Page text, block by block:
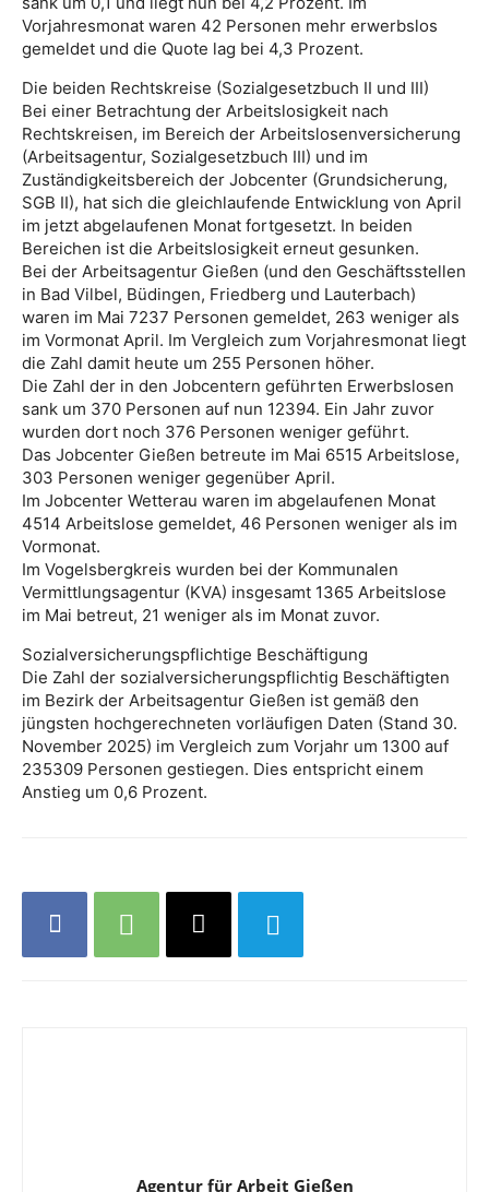
Vorjahresmonat waren 42 Personen mehr erwerbslos
gemeldet und die Quote lag bei 4,3 Prozent.
Die beiden Rechtskreise (Sozialgesetzbuch II und III)
Bei einer Betrachtung der Arbeitslosigkeit nach
Rechtskreisen, im Bereich der Arbeitslosenversicherung
(Arbeitsagentur, Sozialgesetzbuch III) und im
Zuständigkeitsbereich der Jobcenter (Grundsicherung,
SGB II), hat sich die gleichlaufende Entwicklung von April
im jetzt abgelaufenen Monat fortgesetzt. In beiden
Bereichen ist die Arbeitslosigkeit erneut gesunken.
Bei der Arbeitsagentur Gießen (und den Geschäftsstellen
in Bad Vilbel, Büdingen, Friedberg und Lauterbach)
waren im Mai 7237 Personen gemeldet, 263 weniger als
im Vormonat April. Im Vergleich zum Vorjahresmonat liegt
die Zahl damit heute um 255 Personen höher.
Die Zahl der in den Jobcentern geführten Erwerbslosen
sank um 370 Personen auf nun 12394. Ein Jahr zuvor
wurden dort noch 376 Personen weniger geführt.
Das Jobcenter Gießen betreute im Mai 6515 Arbeitslose,
303 Personen weniger gegenüber April.
Im Jobcenter Wetterau waren im abgelaufenen Monat
4514 Arbeitslose gemeldet, 46 Personen weniger als im
Vormonat.
Im Vogelsbergkreis wurden bei der Kommunalen
Vermittlungsagentur (KVA) insgesamt 1365 Arbeitslose
im Mai betreut, 21 weniger als im Monat zuvor.
Sozialversicherungspflichtige Beschäftigung
Die Zahl der sozialversicherungspflichtig Beschäftigten
im Bezirk der Arbeitsagentur Gießen ist gemäß den
jüngsten hochgerechneten vorläufigen Daten (Stand 30.
November 2025) im Vergleich zum Vorjahr um 1300 auf
235309 Personen gestiegen. Dies entspricht einem
Anstieg um 0,6 Prozent.
Agentur für Arbeit Gießen